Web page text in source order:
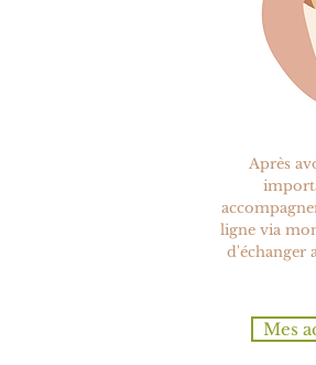
Après
ligne via
d'échanger
Mes